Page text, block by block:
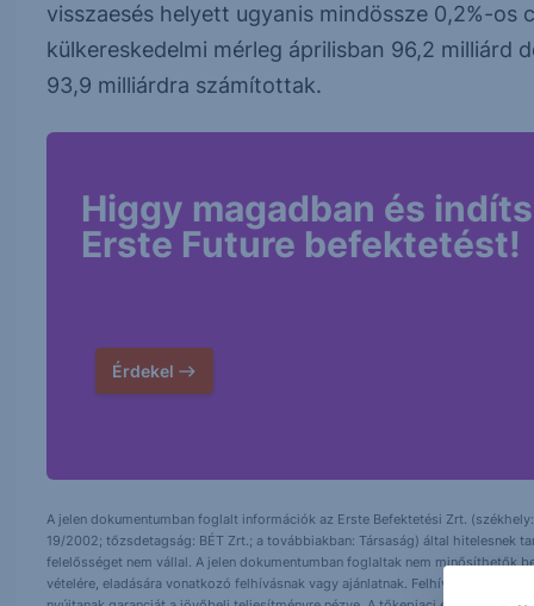
visszaesés helyett ugyanis mindössze 0,2%-
külkereskedelmi mérleg áprilisban 96,2
93,9 milliárdra számítottak.
Higgy magadban és indíts
Erste Future befektetést!
Érdekel
A jelen dokumentumban foglalt információk az Erste Befektetési Zrt.
19/2002; tőzsdetagság: BÉT Zrt.; a továbbiakban: Társaság) által hitelesnek
felelősséget nem vállal. A jelen dokumentumban foglaltak nem minősíthetők
vételére, eladására vonatkozó felhívásnak vagy ajánlatnak. Felhívjuk szíves